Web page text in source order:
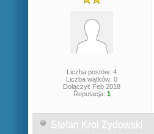
Liczba postów: 4
Liczba wątków: 0
Dołączył: Feb 2018
Reputacja: 1
Stefan Krol Zydowski